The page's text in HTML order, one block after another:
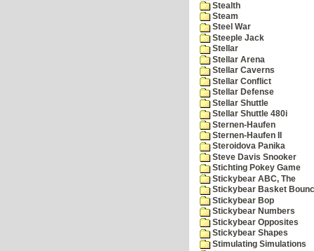
Stealth
Steam
Steel War
Steeple Jack
Stellar
Stellar Arena
Stellar Caverns
Stellar Conflict
Stellar Defense
Stellar Shuttle
Stellar Shuttle 480i
Sternen-Haufen
Sternen-Haufen II
Steroidova Panika
Steve Davis Snooker
Stichting Pokey Game
Stickybear ABC, The
Stickybear Basket
Stickybear Bop
Stickybear Numbers
Stickybear Opposites
Stickybear Shapes
Stimulating Simulations